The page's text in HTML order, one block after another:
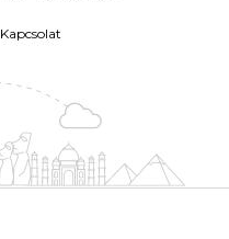
Kapcsolat